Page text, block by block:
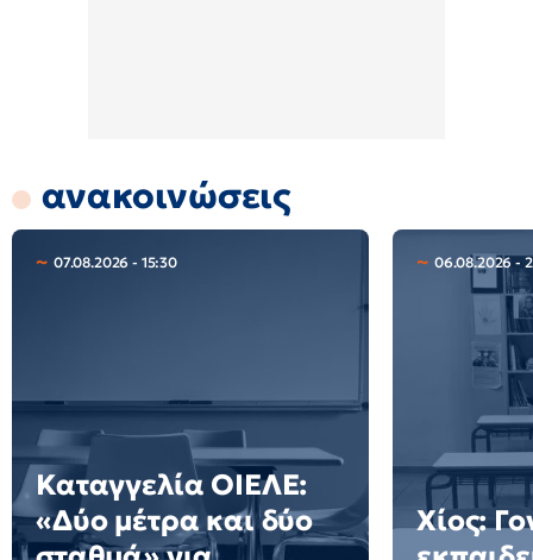
ανακοινώσεις
07.08.2026 - 15:30
Καταγγελία ΟΙΕΛΕ:
«Δύο μέτρα και δύο
06.08.2026 -
Χίος: